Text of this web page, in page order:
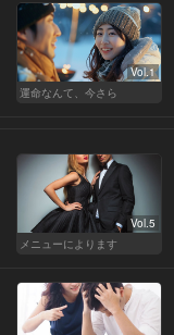
Vol.1
運命なんて、今さら
Vol.5
メニューによります